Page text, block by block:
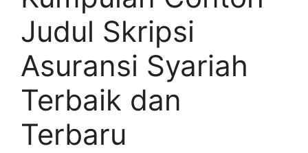
Judul Skripsi
Asuransi Syariah
Terbaik dan
Terbaru